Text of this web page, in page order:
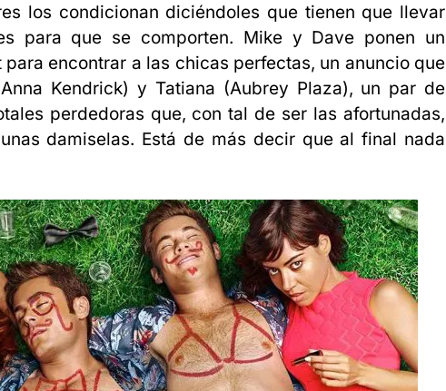
los condicionan diciéndoles que tienen que llevar
para que se comporten. Mike y Dave ponen un
para encontrar a las chicas perfectas, un anuncio que
Kendrick) y Tatiana (Aubrey Plaza), un par de
perdedoras que, con tal de ser las afortunadas,
damiselas. Está de más decir que al final nada